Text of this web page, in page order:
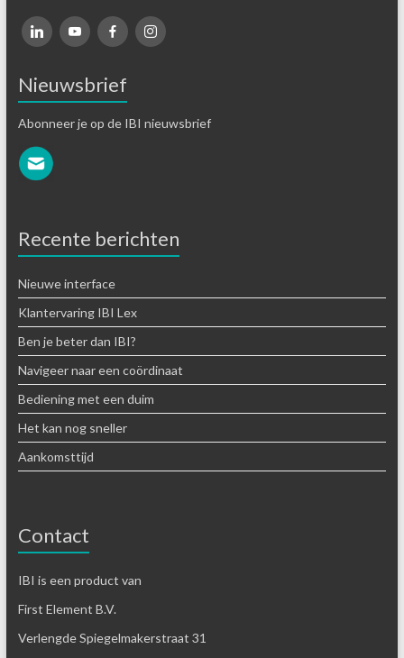
Nieuwsbrief
Abonneer je op de IBI nieuwsbrief
Recente berichten
Nieuwe interface
Klantervaring IBI Lex
Ben je beter dan IBI?
Navigeer naar een coördinaat
Bediening met een duim
Het kan nog sneller
Aankomsttijd
Contact
IBI is een product van
First Element B.V.
Verlengde Spiegelmakerstraat 31